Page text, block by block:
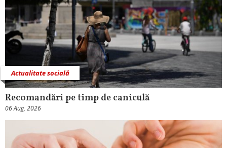
Actualitate socială
Recomandări pe timp de caniculă
06 Aug, 2026